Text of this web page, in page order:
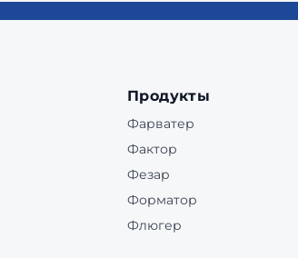
Продукты
Фарватер
Фактор
Фезар
Форматор
Флюгер